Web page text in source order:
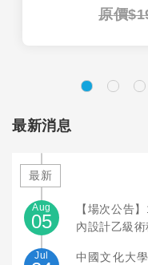
原價
最新消息
最新
Aug
05
【場次公告
內設計乙級
Jul
中國文化大